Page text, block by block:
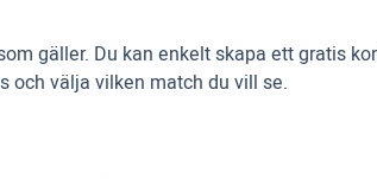
gäller. Du kan enkelt skapa ett gratis
och välja vilken match du vill se.